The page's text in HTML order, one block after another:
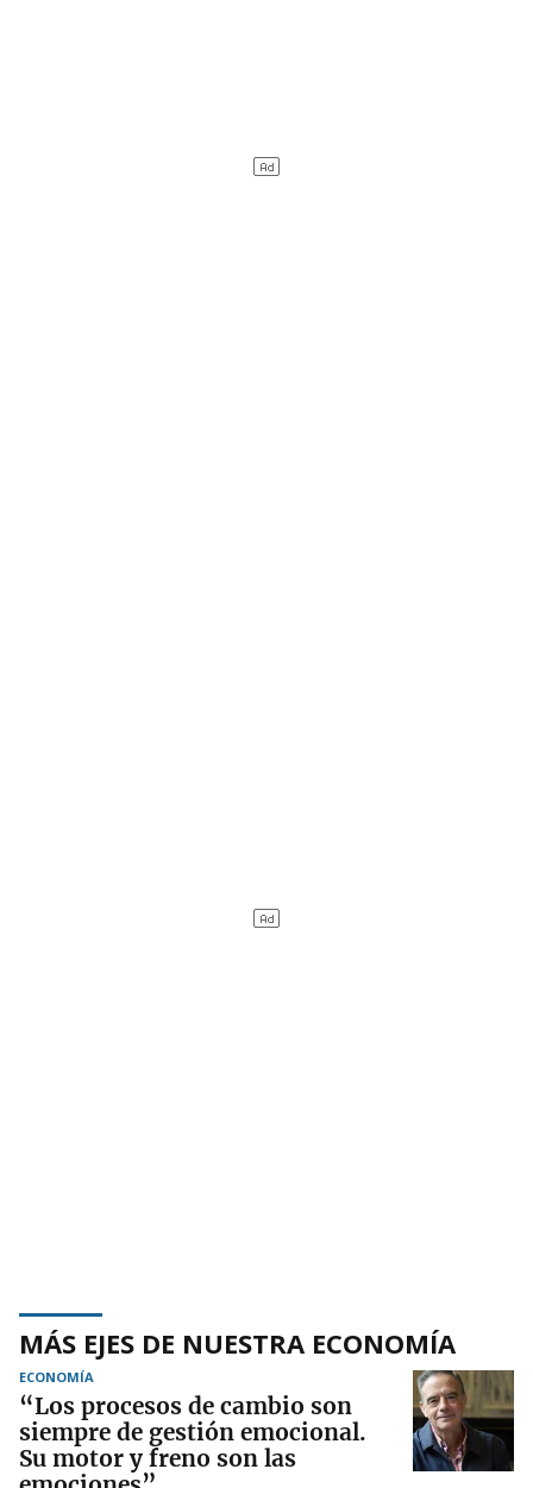
MÁS EJES DE NUESTRA ECONOMÍA
ECONOMÍA
“Los procesos de cambio son
siempre de gestión emocional.
Su motor y freno son las